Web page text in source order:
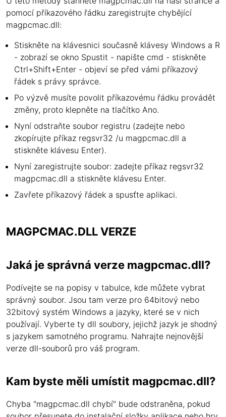
pomocí příkazového řádku zaregistrujte chybějící
magpcmac.dll:
Stiskněte na klávesnici současně klávesy Windows a R
- zobrazí se okno Spustit - napište cmd - stiskněte
Ctrl+Shift+Enter - objeví se před vámi příkazový
řádek s právy správce.
Po výzvě musíte povolit příkazovému řádku provádět
změny, proto klepněte na tlačítko Ano.
Nyní odstraňte soubor registru (zadejte nebo
zkopírujte příkaz regsvr32 /u magpcmac.dll a
stiskněte klávesu Enter).
Nyní zaregistrujte soubor: zadejte příkaz regsvr32
magpcmac.dll a stiskněte klávesu Enter.
Zavřete příkazový řádek a spusťte aplikaci.
MAGPCMAC.DLL VERZE
Jaká je správná verze magpcmac.dll?
Podívejte se na popisy v tabulce, kde můžete vybrat
správný soubor. Jsou tam verze pro 64bitový nebo
32bitový systém Windows a jazyky, které se v nich
používají. Vyberte ty dll soubory, jejichž jazyk je shodný
s jazykem samotného programu. Nahrajte nejnovější
verze dll-souborů pro váš program.
Kam byste měli umístit magpcmac.dll?
Chyba "magpcmac.dll chybí" bude odstraněna, pokud